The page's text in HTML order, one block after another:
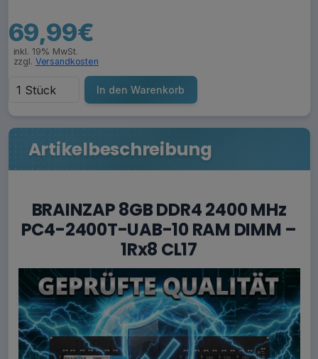
69,99€
inkl. 19% MwSt.
zzgl. Versandkosten
In den Warenkorb
Artikelbeschreibung
BRAINZAP 8GB DDR4 2400 MHz
PC4-2400T-UAB-10 RAM DIMM –
1Rx8 CL17